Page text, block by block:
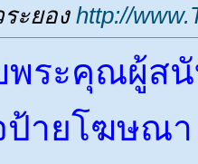
ะยอง http://
ระคุณผู้สนั
ป้ายโฆษณ